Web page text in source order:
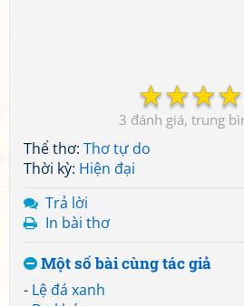
☆
☆
☆
☆
3
Thể thơ: Thơ tự do
Thời kỳ: Hiện đại
Trả lời
In bài thơ
Một số bài cùng tác giả
- Lệ đá xanh